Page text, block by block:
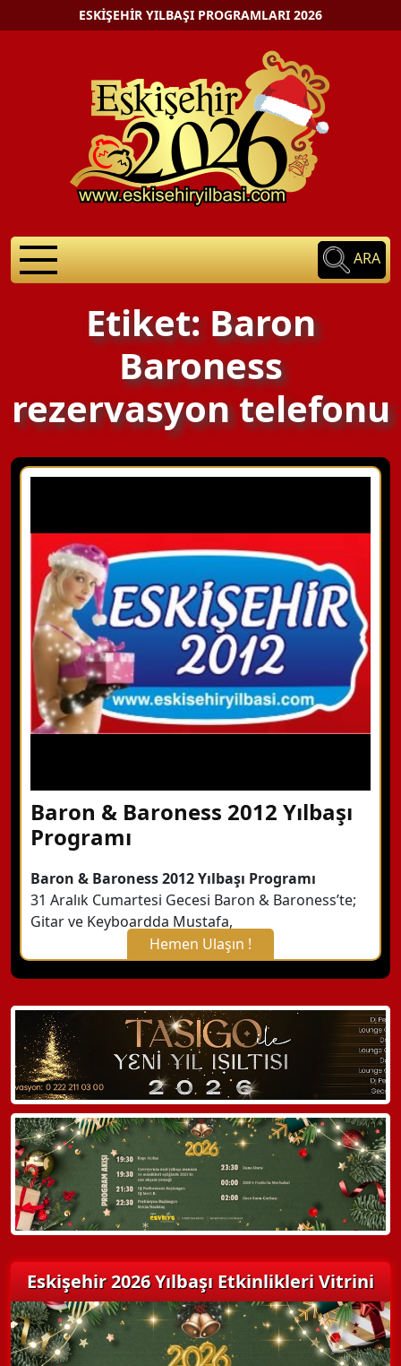
ESKIŞEHIR YILBAŞI PROGRAMLARI 2026
ARA
Etiket: Baron
Baroness
rezervasyon telefonu
Baron & Baroness 2012 Yılbaşı
Programı
Baron & Baroness 2012 Yılbaşı Programı
31 Aralık Cumartesi Gecesi Baron & Baroness’te;
Gitar ve Keyboardda Mustafa,
Hemen Ulaşın !
X Kapat
WhatsApp ile Bilgi Alın
Hemen Arayın
Detaylı Bilgi Alın
Eskişehir 2026 Yılbaşı Etkinlikleri Vitrini